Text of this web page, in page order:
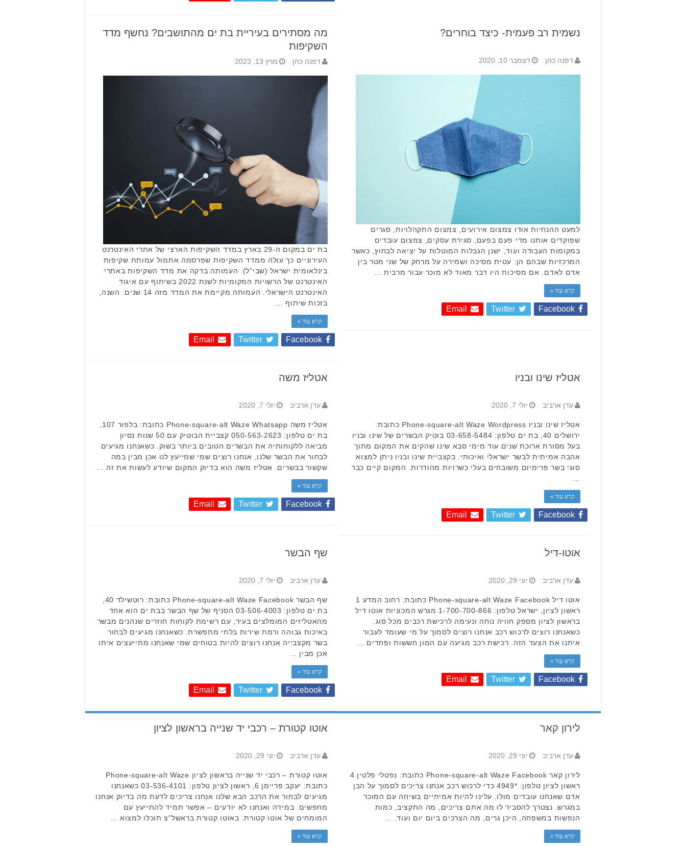
מה מסתירים בעיריית בת ים מהתושבים? נחשף מדד
השקיפות
דפנה כהן מרץ 13, 2023
בת ים במקום ה-29 בארץ במדד השקיפות הארצי של אתרי האינטרנט
העירוניים כך עולה ממדד השקיפות שפרסמה אתמול עמותת שקיפות
בינלאומית ישראל (שבי”ל). העמותה בדקה את מדד השקיפות באתרי
האינטרנט של הרשויות המקומיות לשנת 2022 בשיתוף עם איגוד
האינטרנט הישראלי. העמותה מקיימת את המדד מזה 14 שנים. השנה,
בזכות שיתוף …
קרא עוד »
Facebook
Twitter
Email
נשמית רב פעמית- כיצד בוחרים?
דפנה כהן דצמבר 10, 2020
למעט ההנחיות אודו צמצום אירועים, צמצום התקהלויות, סגרים
שפוקדים אותנו מדי פעם בפעם, סגירת עסקים, צמצום עובדים
במקומות העבודה ועוד, ישנן הגבלות המוטלות על יציאה לבחוץ, כאשר
המרכזיות שבהם הן: עטית מסיכה ושמירה על מרחק של שני מטר בין
אדם לאדם. אם מסיכות היו דבר מאוד לא מוכר עבור מרבית …
קרא עוד »
Facebook
Twitter
Email
אטליז משה
עדן ארביב יולי 7, 2020
בת ים טלפון: 050-563-2623 קצביית הבוטיק עם 50 שנות נסיון
מביאה ללקוחותיה את הבשרים הטובים ביותר בשוק. כשאנחנו מגיעים
לבחור את הבשר שלנו, אנחנו רוצים שמי שמייעץ לנו אכן מבין במה
שקשור בבשרים. אטליז משה הוא בדיוק המקום שיודע לעשות את זה …
קרא עוד »
Facebook
Twitter
Email
אטליז שינו ובניו
עדן ארביב יולי 7, 2020
אטליז שינו ובניו Phone-square-alt Waze Wordpress כתובת:
ירושלים 40, בת ים טלפון: 03-658-5484 בוטיק הבשרים של שינו ובניו
בעל מסורת ארוכת שנים עוד מימי סבא שינו שהקים את המקום מתוך
אהבה אמיתית לבשר ישראלי ואיכותי. בקצביית שינו ובניו ניתן למצוא
סוגי בשר פרימיום משובחים בעלי כשרויות מהודרות. המקום קיים כבר
קרא עוד »
Facebook
Twitter
Email
שף הבשר
עדן ארביב יולי 7, 2020
בת ים טלפון: 03-506-4003 הסניף של שף הבשר בבת ים הוא אחד
מהאטליזים המומלצים בעיר, עם רשימת לקוחות חוזרים שנהנים מבשר
באיכות גבוהה ורמת שירות בלתי מתפשרת. כשאנחנו מגיעים לבחור
בשר מקצבייה אנחנו רוצים להיות בטוחים שמי שאנחנו מתייעצים איתו
אכן מבין …
קרא עוד »
Facebook
Twitter
Email
אוטו-דיל
עדן ארביב יוני 29, 2020
אוטו דיל Phone-square-alt Waze Facebook כתובת: רחוב המדע 1
ראשון לציון, ישראל טלפון: 1-700-700-866 מגרש המכוניות אוטו דיל
בראשון לציון מספק חוויה נוחה ונעימה לרכישת רכבים מכל סוג.
כשאנחנו רוצים לרכוש רכב אנחנו רוצים לסמוך על מי שעומד לעבור
איתנו את הצעד הזה. רכישת רכב מגיעה עם המון חששות ופחדים …
קרא עוד »
Facebook
Twitter
Email
אוטו קטורת – רכבי יד שנייה בראשון לציון
עדן ארביב יוני 29, 2020
אוטו קטורת – רכבי יד שנייה בראשון לציון Phone-square-alt Waze
כתובת: יעקב פריימן 6, ראשון לציון טלפון: 03-536-4101 כשאנחנו
מגיעים לבחור את הרכב הבא שלנו אנחנו צריכים לדעת מה בדיוק אנחנו
מחפשים. במידה ואנחנו לא יודעים – אפשר תמיד להתייעץ עם
המומחים של אוטו קטורת. באוטו קטורת בראשל"צ תוכלו למצוא …
קרא עוד »
לירון קאר
עדן ארביב יוני 29, 2020
לירון קאר Phone-square-alt Waze Facebook כתובת: נפטלי פלטין 4
ראשון לציון טלפון: *4949 כדי לרכוש רכב אנחנו צריכים לסמוך על הבן
אדם שאנחנו עובדים מולו. עלינו להיות אמיתיים בשיחה עם המוכר
במגרש. נצטרך להסביר לו מה אתם צריכים, מה התקציב, כמות
הנפשות במשפחה, היכן גרים, מה הצרכים ביום יום ועוד. …
קרא עוד »